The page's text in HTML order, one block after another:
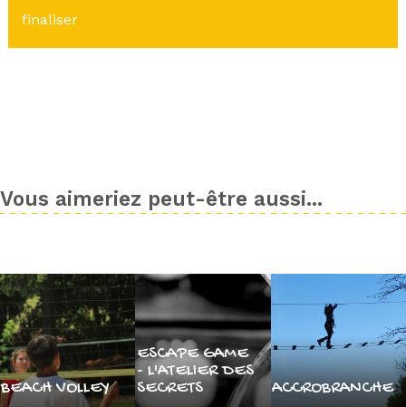
finaliser
Vous aimeriez peut-être aussi...
BEACH VOLLEY
ESCAPE GAME
- L'ATELIER DES
SECRETS
ACCROBRANCHE